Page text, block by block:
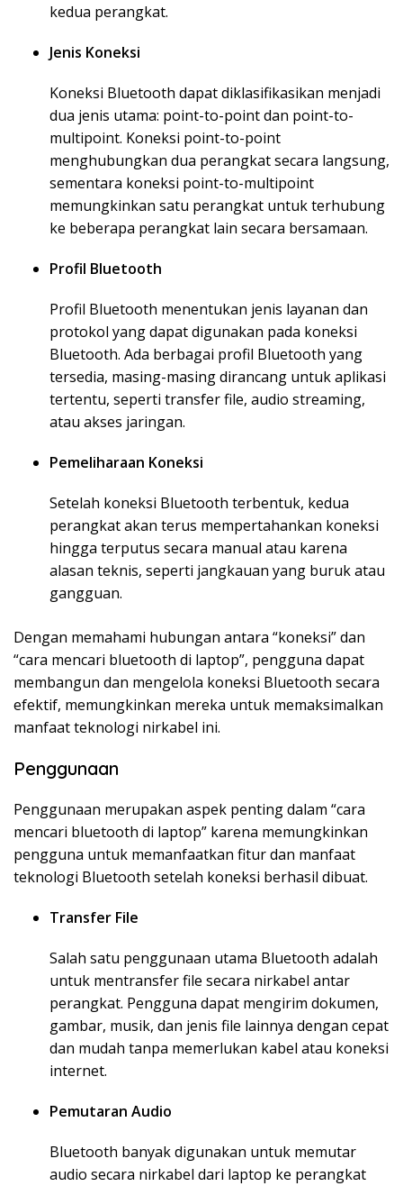
kedua perangkat.
Jenis Koneksi
Koneksi Bluetooth dapat diklasifikasikan menjadi
dua jenis utama: point-to-point dan point-to-
multipoint. Koneksi point-to-point
menghubungkan dua perangkat secara langsung,
sementara koneksi point-to-multipoint
memungkinkan satu perangkat untuk terhubung
ke beberapa perangkat lain secara bersamaan.
Profil Bluetooth
Profil Bluetooth menentukan jenis layanan dan
protokol yang dapat digunakan pada koneksi
Bluetooth. Ada berbagai profil Bluetooth yang
tersedia, masing-masing dirancang untuk aplikasi
tertentu, seperti transfer file, audio streaming,
atau akses jaringan.
Pemeliharaan Koneksi
Setelah koneksi Bluetooth terbentuk, kedua
perangkat akan terus mempertahankan koneksi
hingga terputus secara manual atau karena
alasan teknis, seperti jangkauan yang buruk atau
gangguan.
Dengan memahami hubungan antara “koneksi” dan
“cara mencari bluetooth di laptop”, pengguna dapat
membangun dan mengelola koneksi Bluetooth secara
efektif, memungkinkan mereka untuk memaksimalkan
manfaat teknologi nirkabel ini.
Penggunaan
Penggunaan merupakan aspek penting dalam “cara
mencari bluetooth di laptop” karena memungkinkan
pengguna untuk memanfaatkan fitur dan manfaat
teknologi Bluetooth setelah koneksi berhasil dibuat.
Transfer File
Salah satu penggunaan utama Bluetooth adalah
untuk mentransfer file secara nirkabel antar
perangkat. Pengguna dapat mengirim dokumen,
gambar, musik, dan jenis file lainnya dengan cepat
dan mudah tanpa memerlukan kabel atau koneksi
internet.
Pemutaran Audio
Bluetooth banyak digunakan untuk memutar
audio secara nirkabel dari laptop ke perangkat